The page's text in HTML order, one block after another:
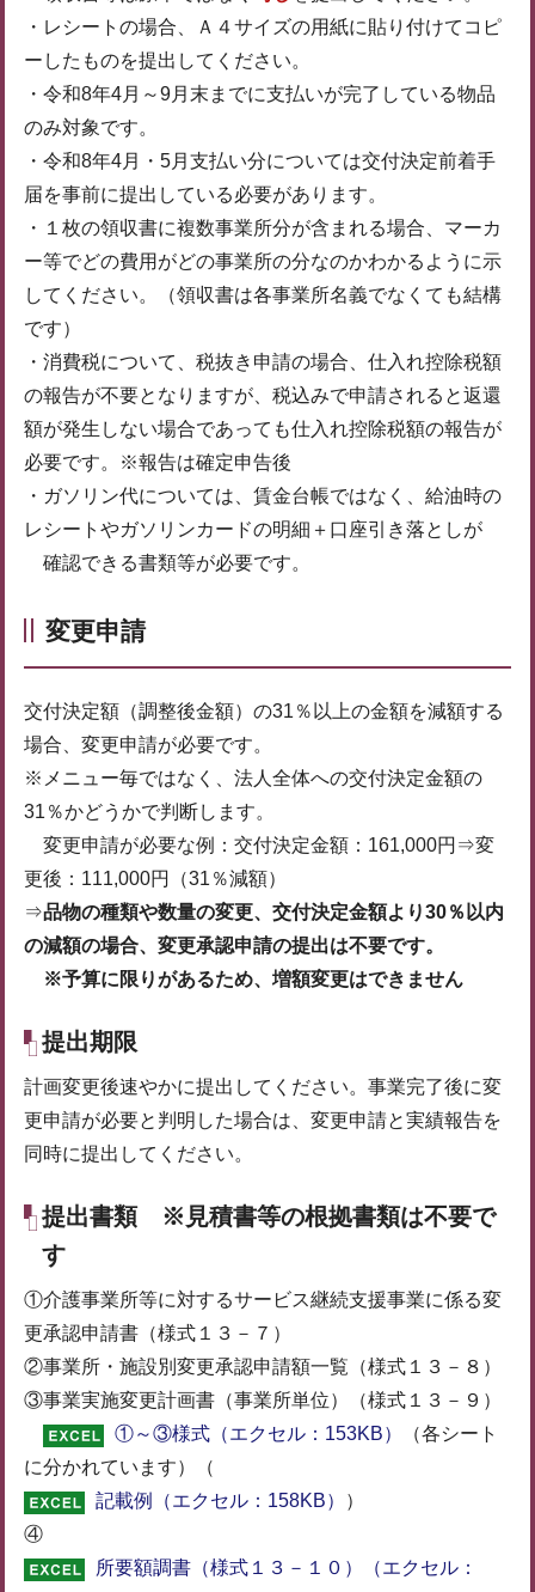
・レシートの場合、Ａ４サイズの用紙に貼り付けてコピ
ーしたものを提出してください。
・令和8年4月～9月末までに支払いが完了している物品
のみ対象です。
・令和8年4月・5月支払い分については交付決定前着手
届を事前に提出している必要があります。
・１枚の領収書に複数事業所分が含まれる場合、マーカ
ー等でどの費用がどの事業所の分なのかわかるように示
してください。（領収書は各事業所名義でなくても結構
です）
・消費税について、税抜き申請の場合、仕入れ控除税額
の報告が不要となりますが、税込みで申請されると返還
額が発生しない場合であっても仕入れ控除税額の報告が
必要です。※報告は確定申告後
・ガソリン代については、賃金台帳ではなく、給油時の
レシートやガソリンカードの明細＋口座引き落としが
確認できる書類等が必要です。
変更申請
交付決定額（調整後金額）の31％以上の金額を減額する
場合、変更申請が必要です。
※メニュー毎ではなく、法人全体への交付決定金額の
31％かどうかで判断します。
変更申請が必要な例：交付決定金額：161,000円⇒変
更後：111,000円（31％減額）
⇒品物の種類や数量の変更、交付決定金額より30％以内
の減額の場合、変更承認申請の提出は不要です。
※予算に限りがあるため、増額変更はできません
提出期限
計画変更後速やかに提出してください。事業完了後に変
更申請が必要と判明した場合は、変更申請と実績報告を
同時に提出してください。
提出書類 ※見積書等の根拠書類は不要で
す
①介護事業所等に対するサービス継続支援事業に係る変
更承認申請書（様式１３－７）
②事業所・施設別変更承認申請額一覧（様式１３－８）
③事業実施変更計画書（事業所単位）（様式１３－９）
①～③様式（エクセル：153KB）
（各シート
に分かれています）（
記載例（エクセル：158KB）
）
④
所要額調書（様式１３－１０）（エクセル：